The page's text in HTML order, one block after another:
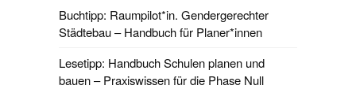
Buchtipp: Raumpilot*in. Gendergerechter
Städtebau – Handbuch für Planer*innen
Lesetipp: Handbuch Schulen planen und
bauen – Praxiswissen für die Phase Null